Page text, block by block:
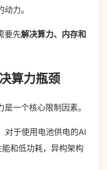
力。
要先解决算力、内存和
算力瓶颈
一个核心限制因素。
对于使用电池供电的AI
和低功耗，异构架构